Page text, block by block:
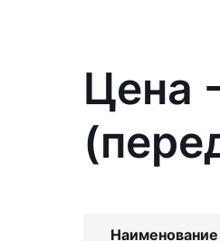
Цена
Наименование